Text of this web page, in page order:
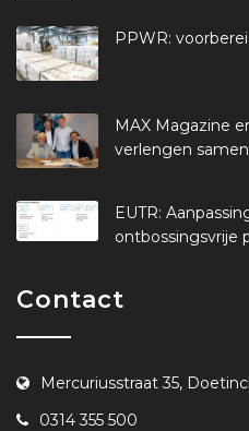
PPWR:
MAX Magazine
verlengen
EUTR:
ontbossingsvrije
Contact
Mercuriusstraat 35,
0314 355 500